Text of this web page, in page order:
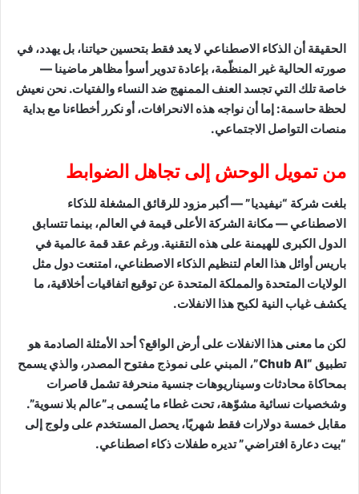
الحقيقة أن الذكاء الاصطناعي لا يعد فقط بتحسين حياتنا، بل يهدد، في
صورته الحالية غير المنظّمة، بإعادة تدوير أسوأ مظاهر ماضينا —
خاصة تلك التي تجسد العنف الممنهج ضد النساء والفتيات. نحن نعيش
لحظة حاسمة: إما أن نواجه هذه الانحرافات، أو نكرر أخطاءنا مع بداية
منصات التواصل الاجتماعي.
من تمويل الوحش إلى تجاهل الضوابط
بلغت شركة “نيفيديا” — أكبر مزود للرقائق المشغلة للذكاء
الاصطناعي — مكانة الشركة الأعلى قيمة في العالم، بينما تتسابق
الدول الكبرى للهيمنة على هذه التقنية. ورغم عقد قمة عالمية في
باريس أوائل هذا العام لتنظيم الذكاء الاصطناعي، امتنعت دول مثل
الولايات المتحدة والمملكة المتحدة عن توقيع اتفاقيات أخلاقية، ما
يكشف غياب النية لكبح هذا الانفلات.
لكن ما معنى هذا الانفلات على أرض الواقع؟ أحد الأمثلة الصادمة هو
تطبيق “Chub AI”، المبني على نموذج مفتوح المصدر، والذي يسمح
بمحاكاة محادثات وسيناريوهات جنسية منحرفة تشمل قاصرات
وشخصيات نسائية مشوّهة، تحت غطاء ما يُسمى بـ”عالم بلا نسوية”.
مقابل خمسة دولارات فقط شهريًا، يحصل المستخدم على ولوج إلى
“بيت دعارة افتراضي” تديره طفلات ذكاء اصطناعي.